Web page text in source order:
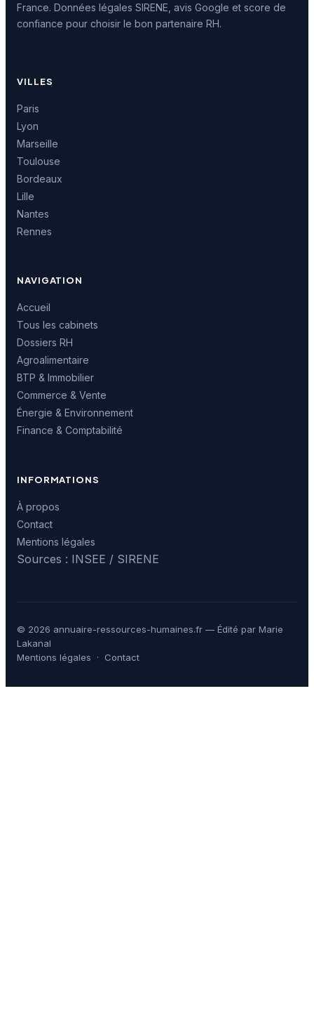
France. Données légales SIRENE, avis Google et score de
confiance pour choisir le bon partenaire RH.
VILLES
Paris
Lyon
Marseille
Toulouse
Bordeaux
Lille
Nantes
Rennes
NAVIGATION
Accueil
Tous les cabinets
Dossiers RH
Agroalimentaire
BTP & Immobilier
Commerce & Vente
Énergie & Environnement
Finance & Comptabilité
INFORMATIONS
À propos
Contact
Mentions légales
Sources : INSEE / SIRENE
© 2026 annuaire-ressources-humaines.fr — Édité par Marie
Lakanal
Mentions légales · Contact